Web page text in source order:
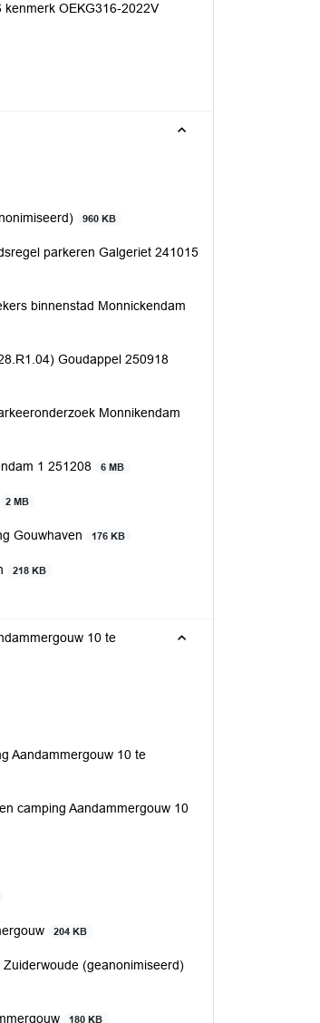
OEKG316-2022V
960 KB
parkeren Galgeriet 241015
binnenstad Monnickendam
Goudappel 250918
Monnikendam
1 251208 6 MB
2 MB
Gouwhaven 176 KB
218 KB
10 te
Aandammergouw 10 te
camping Aandammergouw 10
204 KB
(geanonimiseerd)
180 KB